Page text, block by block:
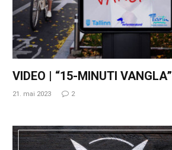
VIDEO | “15-MINUTI VANGLA”
21. mai 2023 2